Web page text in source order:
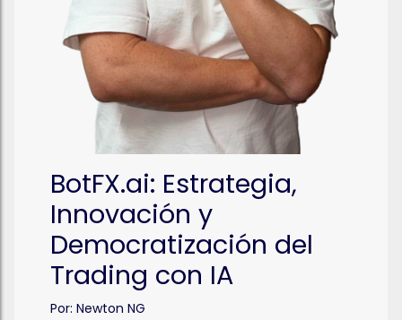
BotFX.ai: Estrategia,
Innovación y
Democratización del
Trading con IA
Por:Newton NG